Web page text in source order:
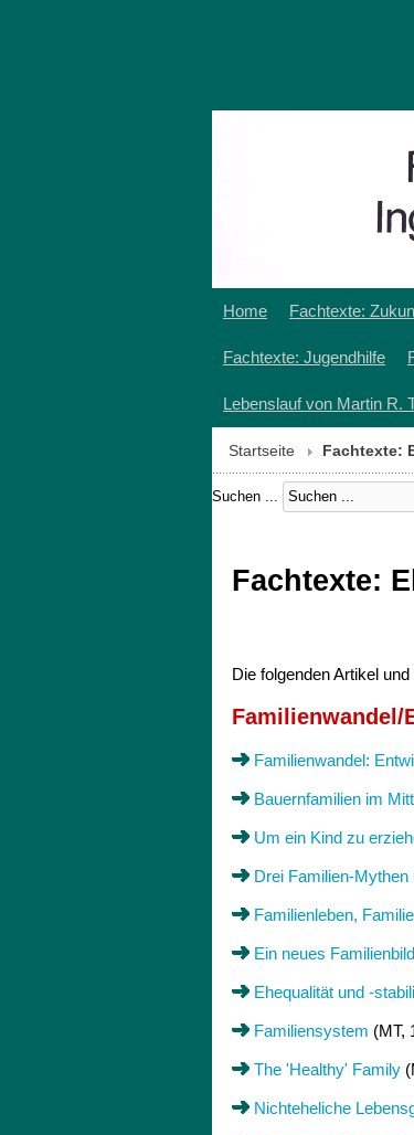
Home Fachtexte:
Fachtexte: Jugendhilfe
Lebenslauf von Martin R.
Startseite Fachtexte:
Suchen ...
Fachtexte:
Die folgenden Artikel
Familienwandel/
Familienwandel:
Bauernfamilien im
Um ein Kind zu
Drei Familien-Mythen
Familienleben,
Ein neues
Ehequalität und -
Familiensystem (MT,
The 'Healthy' Family
Nichteheliche